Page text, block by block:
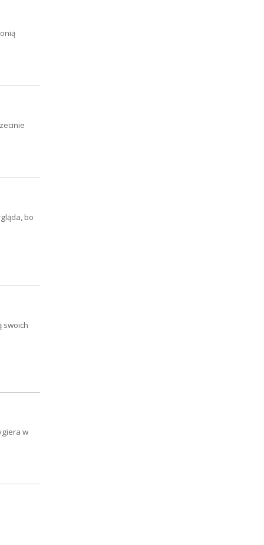
bo
swoich
w